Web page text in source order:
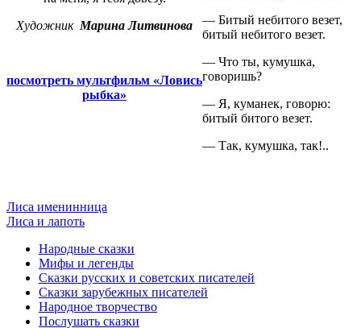
Художник Марина Литвинова
посмотреть мультфильм «Ловись
рыбка»
— Битый небитого везет,
битый небитого везет.
— Что ты, кумушка,
говоришь?
— Я, куманек, говорю:
битый битого везет.
— Так, кумушка, так!..
Лиса именинница
Лиса и лапоть
Народные сказки
Мифы и легенды
Сказки русских и советских писателей
Сказки зарубежных писателей
Народное творчество
Послушать сказки